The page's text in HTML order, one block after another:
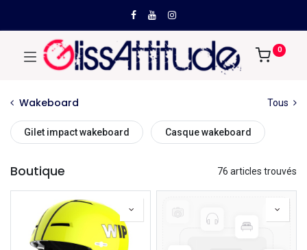
0
Wakeboard Tous
Gilet impact wakeboard Casque wakeboard
Boutique 76 articles trouvés